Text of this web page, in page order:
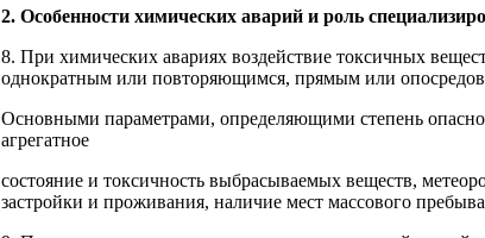
2. Особенности химических аварий и роль
8. При химических авариях воздействие токсичных
однократным или повторяющимся, прямым или
Основными параметрами, определяющими степень
агрегатное
состояние и токсичность выбрасываемых веществ,
застройки и прожива­ния, наличие мест массового